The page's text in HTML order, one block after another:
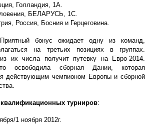
Голландия, 1А.
БЕЛАРУСЬ, 1С.
Россия, Босния и Герцеговина.
бонус ожидает одну из команд,
на третьих позициях в группах.
их числа получит путевку на Евро-2014.
освободила сборная Дании, которая
действующим чемпионом Европы и сборной
турниров:
1 ноября 2012г.